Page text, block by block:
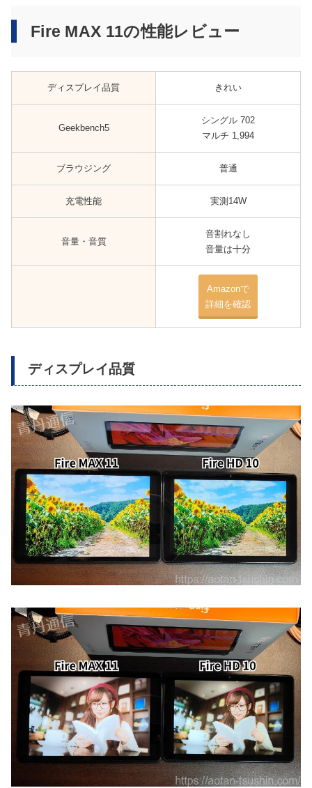
Fire MAX 11の性能レビュー
ディスプレイ品質 きれい
Geekbench5
シングル 702
マルチ 1,994
ブラウジング 普通
充電性能 実測14W
音量・音質
音割れなし
音量は十分
Amazonで
詳細を確認
ディスプレイ品質